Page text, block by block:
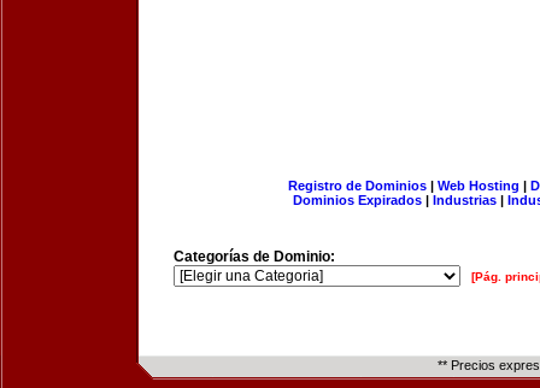
Registro de Dominios| Web Hosting |
Dominios Expirados | Industrias |
Categorías de Dominio:
[Pág.
** Precios